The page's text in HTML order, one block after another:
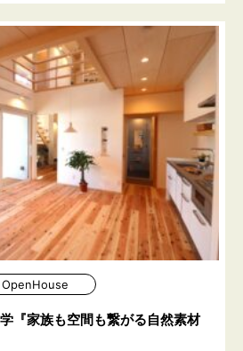
OpenHouse
『家族も空間も繋がる自然素材